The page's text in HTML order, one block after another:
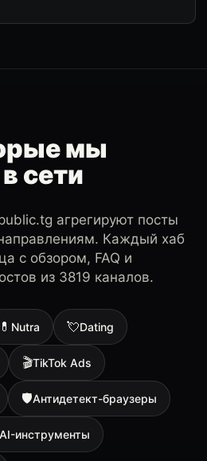
мы
сети
агрегируют посты
Каждый хаб
с обзором, FAQ и
из 3819 каналов.
💊 Nutra 💘Dating
🎬TikTok Ads
🛡Антидетект-браузеры
AI-инструменты